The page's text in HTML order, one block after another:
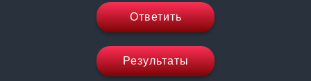
Ответить
Результаты